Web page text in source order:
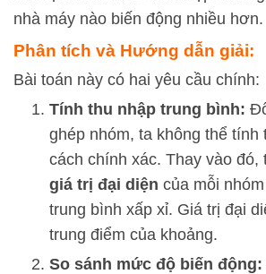
nhà máy nào biến động nhiều hơn.
Phân tích và Hướng dẫn giải:
Bài toán này có hai yêu cầu chính:
Tính thu nhập trung bình:
ghép nhóm, ta không thể tính
cách chính xác. Thay vào đó,
giá trị đại diện của mỗi
trung bình xấp xỉ. Giá trị đại
trung điểm của khoảng.
So sánh mức độ biến động: